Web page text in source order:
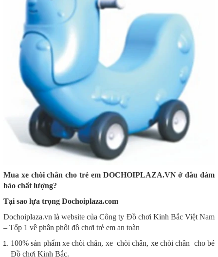
Mua xe chòi chân cho trẻ em DOCHOIPLAZA.VN ở đâu đảm
bảo chất lượng?
Tại sao lựa trọng Dochoiplaza.com
Dochoiplaza.vn là website của Công ty Đồ chơi Kinh Bắc Việt Nam
– Tốp 1 về phân phối đồ chơi trẻ em an toàn
100% sản phẩm xe chòi chân, xe chòi chân, xe chòi chân cho bé
Đồ chơi Kinh Bắc.